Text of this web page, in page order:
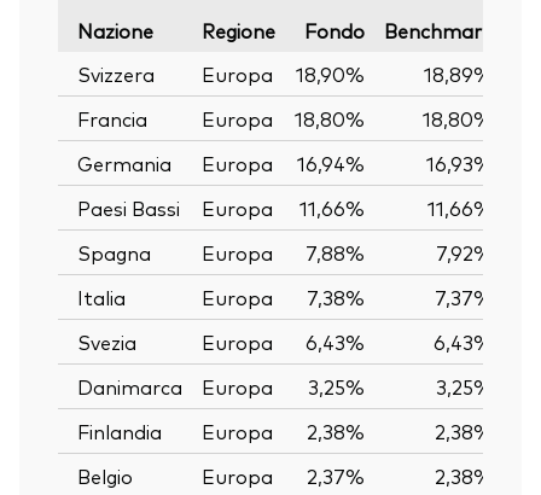
Nazione Regione Fondo Benchmark
Svizzera Europa 18,90%
18,89%
Francia
Europa 18,80%
18,80%
Germania
Europa 16,94%
16,93%
Paesi Bassi
Europa 11,66%
11,66%
Spagna
Europa 7,88% 7,92%
Italia
Europa 7,38%
7,37%
Svezia
Europa 6,43%
6,43%
Danimarca
Europa 3,25%
3,25%
Finlandia
Europa 2,38%
2,38%
Belgio
Europa 2,37%
2,38%